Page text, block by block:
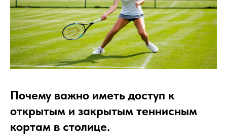
Почему важно иметь доступ к
открытым и закрытым теннисным
кортам в столице.